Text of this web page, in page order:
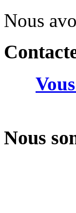
Nous
Nous